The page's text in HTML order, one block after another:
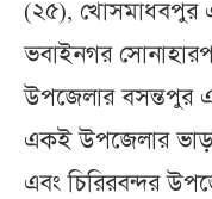
(২৫), খোসমাধবপুর
ভবাইনগর
উপজেলার বসন্তপুর
একই উপজেলার
এবং চিরিরবন্দর